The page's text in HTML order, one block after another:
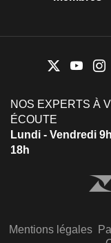
NOS EXPERTS À
ÉCOUTE
Lundi - Vendredi
18h
Mentions légales